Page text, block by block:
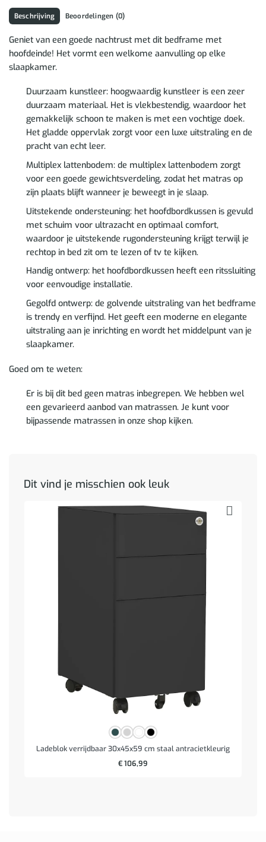
Beschrijving Beoordelingen (0)
Geniet van een goede nachtrust met dit bedframe met
hoofdeinde! Het vormt een welkome aanvulling op elke
slaapkamer.
Duurzaam kunstleer: hoogwaardig kunstleer is een zeer
duurzaam materiaal. Het is vlekbestendig, waardoor het
gemakkelijk schoon te maken is met een vochtige doek.
Het gladde oppervlak zorgt voor een luxe uitstraling en de
pracht van echt leer.
Multiplex lattenbodem: de multiplex lattenbodem zorgt
voor een goede gewichtsverdeling, zodat het matras op
zijn plaats blijft wanneer je beweegt in je slaap.
Uitstekende ondersteuning: het hoofdbordkussen is gevuld
met schuim voor ultrazacht en optimaal comfort,
waardoor je uitstekende rugondersteuning krijgt terwijl je
rechtop in bed zit om te lezen of tv te kijken.
Handig ontwerp: het hoofdbordkussen heeft een ritssluiting
voor eenvoudige installatie.
Gegolfd ontwerp: de golvende uitstraling van het bedframe
is trendy en verfijnd. Het geeft een moderne en elegante
uitstraling aan je inrichting en wordt het middelpunt van je
slaapkamer.
Goed om te weten:
Er is bij dit bed geen matras inbegrepen. We hebben wel
een gevarieerd aanbod van matrassen. Je kunt voor
bijpassende matrassen in onze shop kijken.
Dit vind je misschien ook leuk
Ladeblok verrijdbaar 30x45x59 cm staal antracietkleurig
€106,99